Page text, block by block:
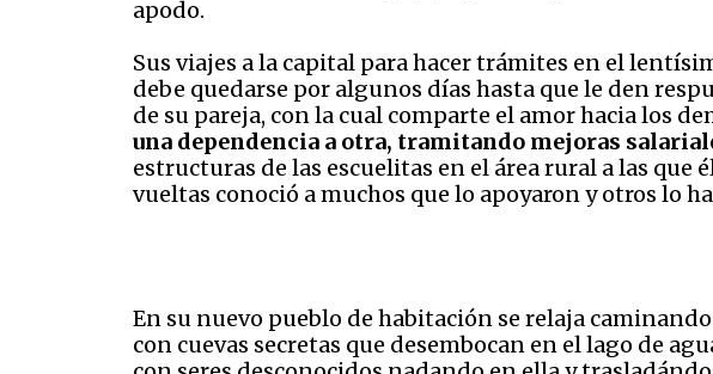
apodo.
Sus viajes a la capital para hacer trámites en el
debe quedarse por algunos días hasta que le den
de su pareja, con la cual comparte el amor hacia los
una dependencia a otra, tramitando mejoras
estructuras de las escuelitas en el área rural a las que
vueltas conoció a muchos que lo apoyaron y otros lo
En su nuevo pueblo de habitación se relaja
con cuevas secretas que desembocan en el lago de